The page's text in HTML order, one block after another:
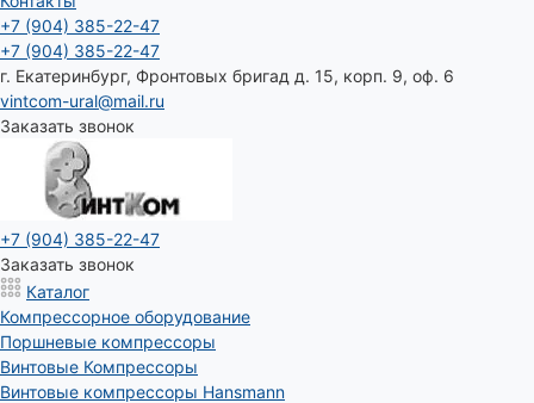
+7 (904) 385-22-47
+7 (904) 385-22-47
г. Екатеринбург, Фронтовых бригад д. 15, корп. 9, оф. 6
vintcom-ural@mail.ru
Заказать звонок
+7 (904) 385-22-47
Заказать звонок
Каталог
Компрессорное оборудование
Поршневые компрессоры
Винтовые Компрессоры
Винтовые компрессоры Hansmann